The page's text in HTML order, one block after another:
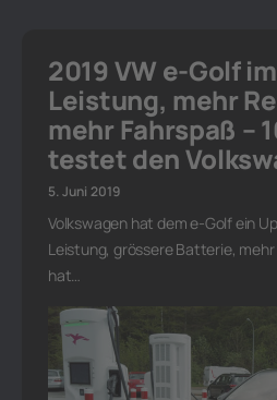
2019 VW e-Golf
Leistung, mehr
mehr Fahrspaß –
testet den
5. Juni 2019
Volkswagen hat dem e-Golf ein
Leistung, grössere Batterie,
hat…